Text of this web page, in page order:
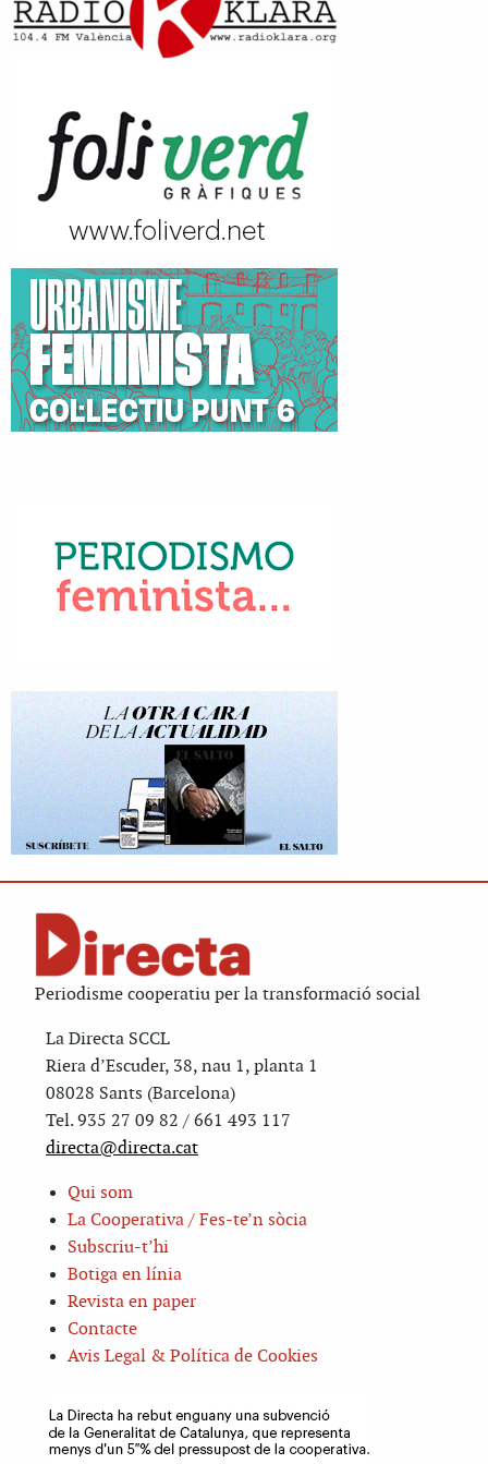
Periodisme cooperatiu per la transformació social
La Directa SCCL
Riera d’Escuder, 38, nau 1, planta 1
08028 Sants (Barcelona)
Tel. 935 27 09 82 / 661 493 117
directa@directa.cat
Qui som
La Cooperativa / Fes-te’n sòcia
Subscriu-t’hi
Botiga en línia
Revista en paper
Contacte
Avis Legal & Política de Cookies